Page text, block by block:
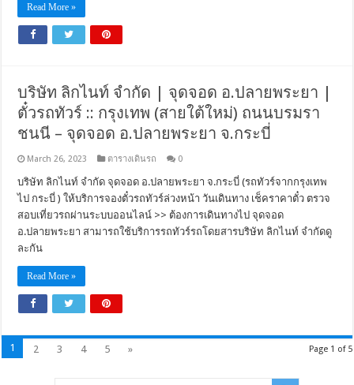
Read More »
บริษัท ลิกไนท์ จำกัด | จุดจอด อ.ปลายพระยา |
ตั๋วรถทัวร์ :: กรุงเทพ (สายใต้ใหม่) ถนนบรมรา
ชนนี – จุดจอด อ.ปลายพระยา จ.กระบี่
March 26, 2023 ตารางเดินรถ 0
บริษัท ลิกไนท์ จำกัด จุดจอด อ.ปลายพระยา จ.กระบี่ (รถทัวร์จากกรุงเทพ
ไป กระบี่ ) ให้บริการจองตั๋วรถทัวร์ล่วงหน้า วันเดินทาง เช็คราคาตั๋ว ตรวจ
สอบเที่ยวรถผ่านระบบออนไลน์ >> ต้องการเดินทางไป จุดจอด
อ.ปลายพระยา สามารถใช้บริการรถทัวร์รถโดยสารบริษัท ลิกไนท์ จำกัดดู
ละกัน
Read More »
Page 1 of 5
1 2 3 4 5 »